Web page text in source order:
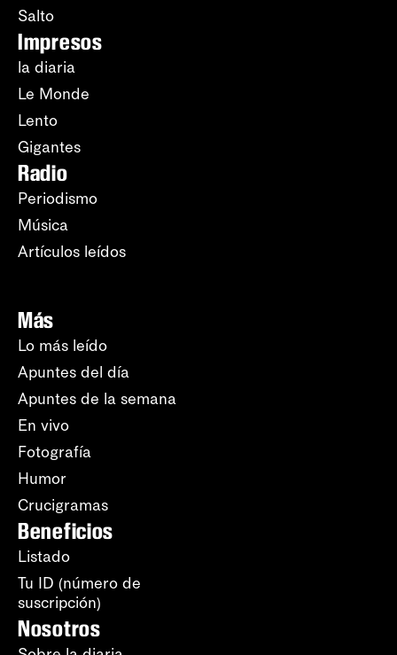
Salto
Impresos
la diaria
Le Monde
Lento
Gigantes
Radio
Periodismo
Música
Artículos leídos
Más
Lo más leído
Apuntes del día
Apuntes de la semana
En vivo
Fotografía
Humor
Crucigramas
Beneficios
Listado
Tu ID (número de
suscripción)
Nosotros